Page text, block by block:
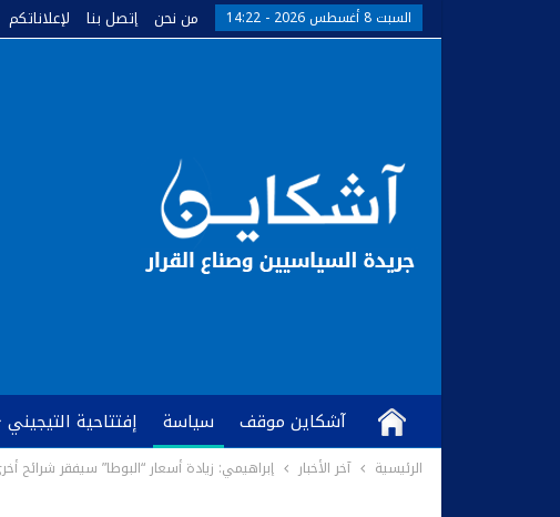
السبت 8 أغسطس 2026 - 14:22 من نحن إتصل بنا لإعلاناتكم
آشكاين موقف سياسة إفتتاحية التيجيني
كُتّاب وآراء
آشكاين TV الرئيسية آخر الأخبار إبراهيمي: زيادة أسعار “البوطا” سيفقر شرائح